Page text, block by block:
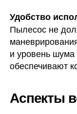
Удобство
Пылесос не
и уровень
обеспечивают
Аспекты